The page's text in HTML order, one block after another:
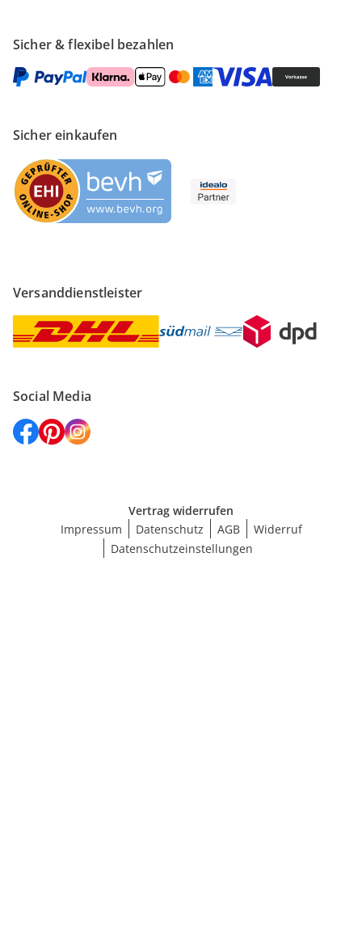
Sicher & flexibel bezahlen
Sicher einkaufen
Versanddienstleister
Social Media
Vertrag widerrufen
Impressum
Datenschutz AGB
Widerruf
Datenschutzeinstellungen